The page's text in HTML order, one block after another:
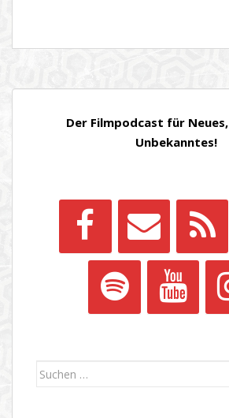
Der Filmpodcast für
Unbekanntes!
Suchen